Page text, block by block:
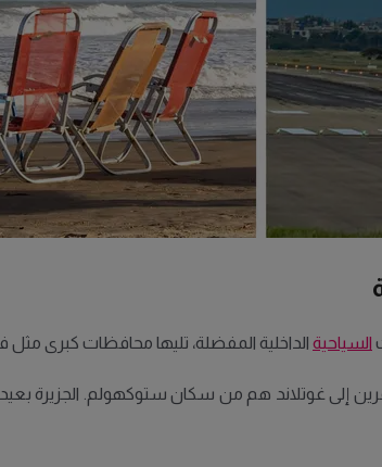
السياحية الداخلية المفضلة، تليها محافظات كبرى مثل
إلى غوتلاند هم من سكان ستوكهولم. الجزيرة بعيدة